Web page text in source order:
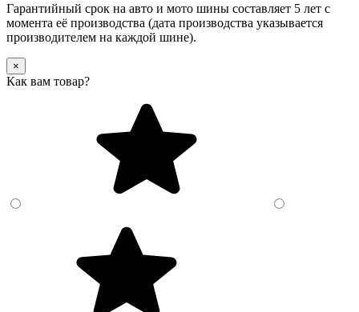
Гарантийный срок на авто и мото шины составляет 5 лет с
момента её производства (дата производства указывается
производителем на каждой шине).
×
Как вам товар?